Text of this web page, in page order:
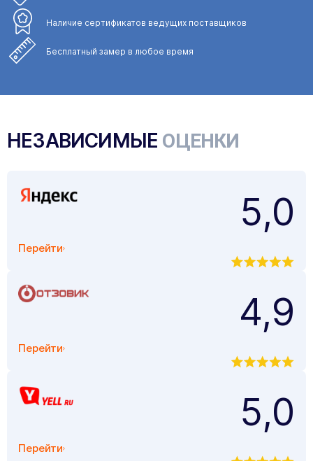
Наличие сертификатов ведущих поставщиков
Бесплатный замер в любое время
НЕЗАВИСИМЫЕ ОЦЕНКИ
Перейти
5,0
Перейти
4,9
Перейти
5,0